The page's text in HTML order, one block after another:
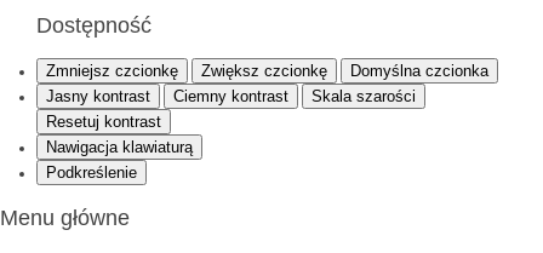
Dostępność
Zmniejsz czcionkę Zwiększ czcionkę
Domyślna czcionka
Jasny kontrast
Ciemny kontrast
Skala szarości
Resetuj kontrast
Nawigacja klawiaturą
Podkreślenie
Menu główne